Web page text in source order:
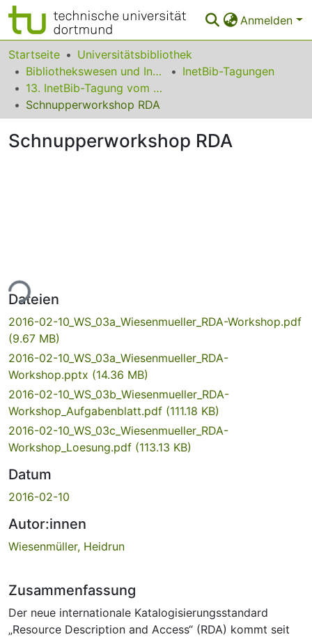
Anmelden
Bereiche & Sammlungen
Das gesamte Repositorium
Statistiken
FAQ
Startseite
Universitätsbibliothek
Bibliothekswesen und Information
InetBib-Tagungen
13. InetBib-Tagung vom 10. bis 12. Februar 2016 in Stuttgart
Schnupperworkshop RDA
Schnupperworkshop RDA
Dateien
2016-02-10_WS_03a_Wiesenmueller_RDA-Workshop.pdf
(9.67 MB)
2016-02-10_WS_03a_Wiesenmueller_RDA-
Workshop.pptx (14.36 MB)
2016-02-10_WS_03b_Wiesenmueller_RDA-
Workshop_Aufgabenblatt.pdf (111.18 KB)
2016-02-10_WS_03c_Wiesenmueller_RDA-
Workshop_Loesung.pdf (113.13 KB)
Datum
2016-02-10
Autor:innen
Wiesenmüller, Heidrun
Zusammenfassung
Der neue internationale Katalogisierungsstandard
„Resource Description and Access“ (RDA) kommt seit